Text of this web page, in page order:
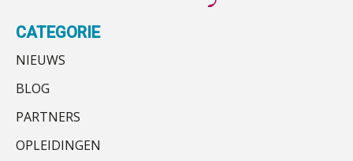
CATEGORIE
NIEUWS
BLOG
PARTNERS
OPLEIDINGEN